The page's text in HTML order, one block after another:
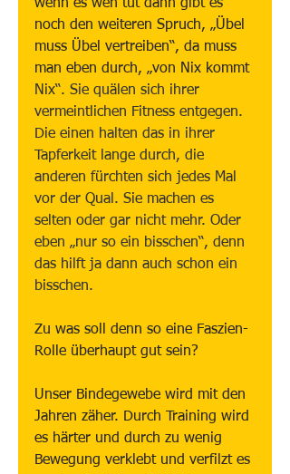
wenn es weh tut dann gibt es
noch den weiteren Spruch, „Übel
muss Übel vertreiben“, da muss
man eben durch, „von Nix kommt
Nix“. Sie quälen sich ihrer
vermeintlichen Fitness entgegen.
Die einen halten das in ihrer
Tapferkeit lange durch, die
anderen fürchten sich jedes Mal
vor der Qual. Sie machen es
selten oder gar nicht mehr. Oder
eben „nur so ein bisschen“, denn
das hilft ja dann auch schon ein
bisschen.
Zu was soll denn so eine Faszien-
Rolle überhaupt gut sein?
Unser Bindegewebe wird mit den
Jahren zäher. Durch Training wird
es härter und durch zu wenig
Bewegung verklebt und verfilzt es